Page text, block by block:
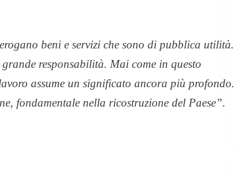
beni e servizi che sono di pubblica utilità.
responsabilità. Mai come in questo
assume un significato ancora più profondo.
fondamentale nella ricostruzione del Paese”.